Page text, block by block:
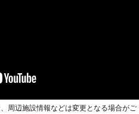
周辺施設情報などは変更となる場合がご